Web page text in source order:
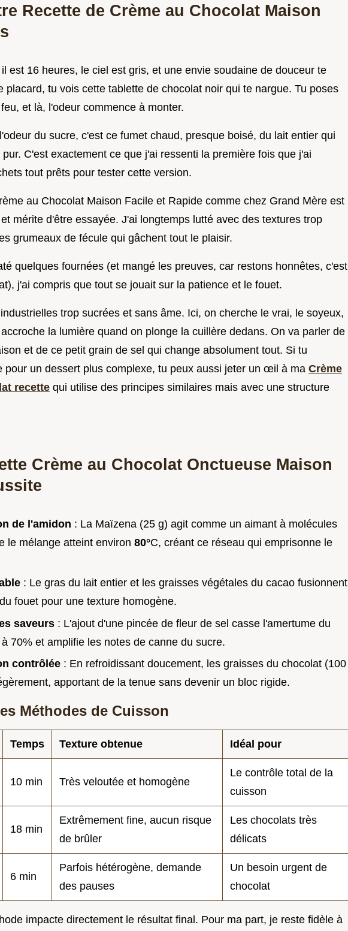
Recette de Crème au Chocolat Maison
est 16 heures, le ciel est gris, et une envie soudaine de douceur te
placard, tu vois cette tablette de chocolat noir qui te nargue. Tu poses
et là, l'odeur commence à monter.
du sucre, c'est ce fumet chaud, presque boisé, du lait entier qui
C'est exactement ce que j'ai ressenti la première fois que j'ai
tout prêts pour tester cette version.
au Chocolat Maison Facile et Rapide comme chez Grand Mère est
mérite d'être essayée. J'ai longtemps lutté avec des textures trop
grumeaux de fécule qui gâchent tout le plaisir.
quelques fournées (et mangé les preuves, car restons honnêtes, c'est
j'ai compris que tout se jouait sur la patience et le fouet.
trop sucrées et sans âme. Ici, on cherche le vrai, le soyeux,
la lumière quand on plonge la cuillère dedans. On va parler de
et de ce petit grain de sel qui change absolument tout. Si tu
pour un dessert plus complexe, tu peux aussi jeter un œil à ma Crème
recette qui utilise des principes similaires mais avec une structure
Crème au Chocolat Onctueuse Maison
de l'amidon : La Maïzena (25 g) agit comme un aimant à molécules
le mélange atteint environ 80°C, créant ce réseau qui emprisonne le
: Le gras du lait entier et les graisses végétales du cacao fusionnent
fouet pour une texture homogène.
saveurs : L'ajout d'une pincée de fleur de sel casse l'amertume du
70% et amplifie les notes de canne du sucre.
contrôlée : En refroidissant doucement, les graisses du chocolat (100
apportant de la tenue sans devenir un bloc rigide.
Méthodes de Cuisson
Temps Texture obtenue Idéal pour
10 min Très veloutée et homogène
Le contrôle total de la
cuisson
18 min
Extrêmement fine, aucun risque
de brûler
Les chocolats très
délicats
6 min
Parfois hétérogène, demande
des pauses
Un besoin urgent de
chocolat
impacte directement le résultat final. Pour ma part, je reste fidèle à